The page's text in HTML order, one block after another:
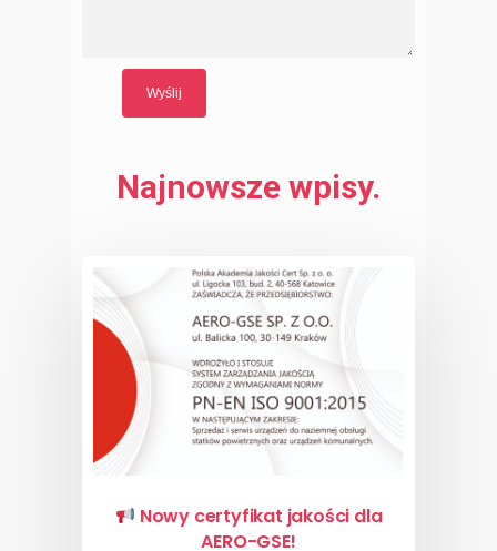
Najnowsze wpisy.
Nowy certyfikat jakości dla
AERO-GSE!